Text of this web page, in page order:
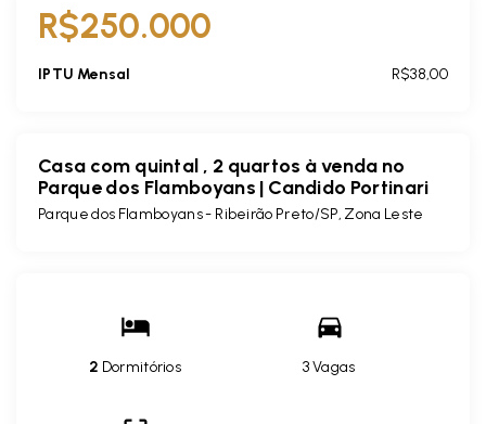
R$250.000
IPTU Mensal R$38,00
Casa com quintal , 2 quartos à venda no
Parque dos Flamboyans | Candido Portinari
Parque dos Flamboyans - Ribeirão Preto/SP, Zona Leste
2 Dormitórios 3 Vagas